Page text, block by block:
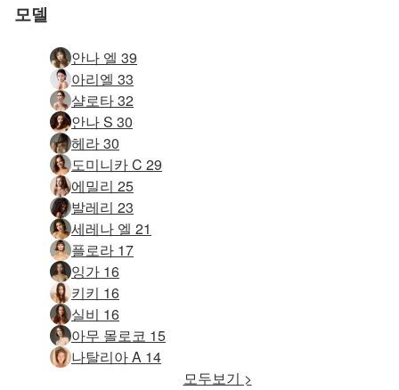
모델
안나 엘 39
아리엘 33
샬로타 32
안나 S 30
헤라 30
도미니카 C 29
에밀리 25
발레리 23
세레나 엘 21
플로라 17
잉가 16
키키 16
실비 16
아무 몰로코 15
나탈리아 A 14
모두보기 >